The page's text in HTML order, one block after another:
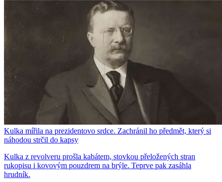
Kulka mířila na prezidentovo srdce. Zachránil ho předmět, který si
náhodou strčil do kapsy
Kulka z revolveru prošla kabátem, stovkou přeložených stran
rukopisu i kovovým pouzdrem na brýle. Teprve pak zasáhla
hrudník.